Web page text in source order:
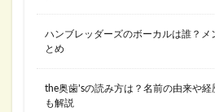
ハンブレッダーズのボーカルは誰？メ
とめ
the奥歯’sの読み方は？名前の由来や
も解説